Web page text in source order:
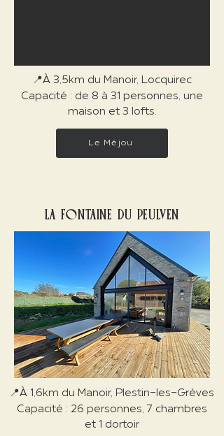
📍À 3,5km du Manoir, Locquirec
Capacité : de 8 à 31 personnes, une
maison et 3 lofts.
Le Méjou
LA FONTAINE DU PEULVEN
📍À 1,6km du Manoir, Plestin-les-Grèves
Capacité : 26 personnes, 7 chambres
et 1 dortoir